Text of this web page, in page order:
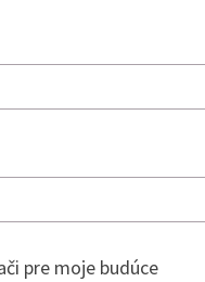
pre moje budúce